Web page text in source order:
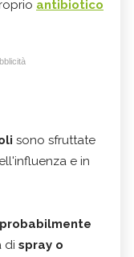
antibiotico
sono sfruttate
e in
di spray o